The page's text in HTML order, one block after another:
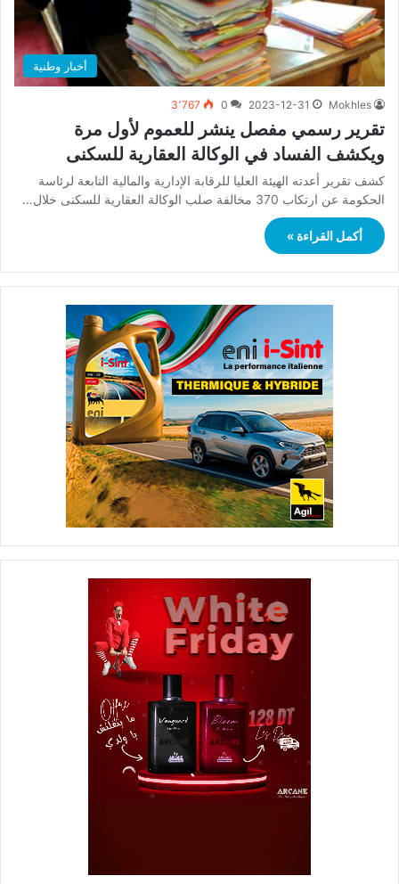
أخبار وطنية
Mokhles
2023-12-31
0 3٬767
تقرير رسمي مفصل ينشر للعموم لأول مرة
ويكشف الفساد في الوكالة العقارية للسكنى
كشف تقرير أعدته الهيئة العليا للرقابة الإدارية والمالية التابعة لرئاسة
الحكومة عن ارتكاب 370 مخالفة صلب الوكالة العقارية للسكنى خلال…
أكمل القراءة »